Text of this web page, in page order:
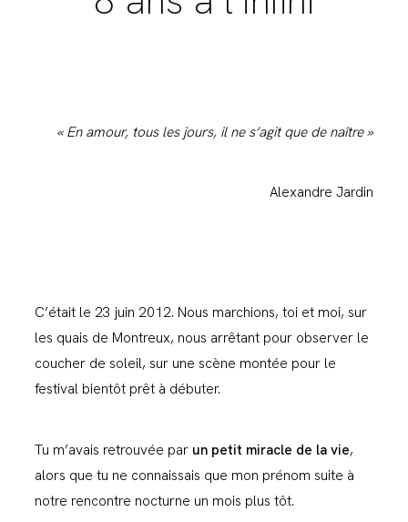
« En amour, tous les jours, il ne s’agit que de naître »
Alexandre Jardin
C’était le 23 juin 2012. Nous marchions, toi et moi, sur
les quais de Montreux, nous arrêtant pour observer le
coucher de soleil, sur une scène montée pour le
festival bientôt prêt à débuter.
Tu m’avais retrouvée par un petit miracle de la vie,
alors que tu ne connaissais que mon prénom suite à
notre rencontre nocturne un mois plus tôt.